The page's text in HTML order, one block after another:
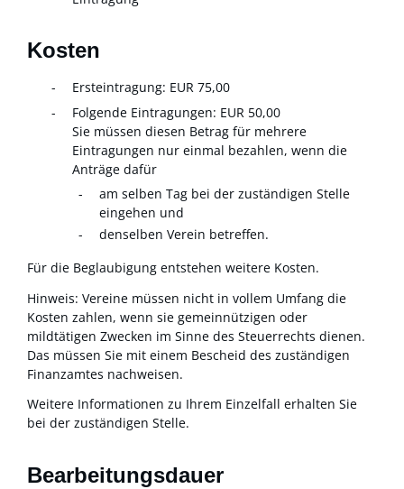
Kosten
Ersteintragung: EUR 75,00
Folgende Eintragungen: EUR 50,00
Sie müssen diesen Betrag für mehrere
Eintragungen nur einmal bezahlen, wenn die
Anträge dafür
am selben Tag bei der zuständigen Stelle
eingehen und
denselben Verein betreffen.
Für die Beglaubigung entstehen weitere Kosten.
Hinweis: Vereine müssen nicht in vollem Umfang die
Kosten zahlen, wenn sie gemeinnützigen oder
mildtätigen Zwecken im Sinne des Steuerrechts dienen.
Das müssen Sie mit einem Bescheid des zuständigen
Finanzamtes nachweisen.
Weitere Informationen zu Ihrem Einzelfall erhalten Sie
bei der zuständigen Stelle.
Bearbeitungsdauer